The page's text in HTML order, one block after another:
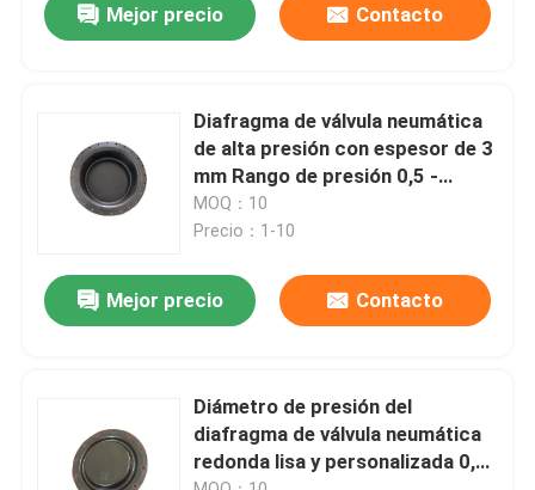
recorrido por la fábrica
Noticias
Solicitar una cita
Sellos de goma del diafragma
Diafragma de goma de la válvula
Mejor precio Contacto
Diafragma de válvula neumática
de alta presión con espesor de 3
mm Rango de presión 0,5 -
2,5Mpa
MOQ：10
Precio：1-10
Mejor precio Contacto
Diámetro de presión del
diafragma de válvula neumática
redonda lisa y personalizada 0,5